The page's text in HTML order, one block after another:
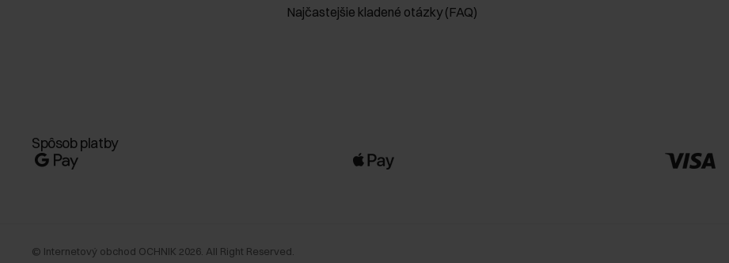
Najčastejšie kladené otázky (FAQ)
Spôsob platby
© Internetový obchod OCHNIK 2026 . All Right Reserved.